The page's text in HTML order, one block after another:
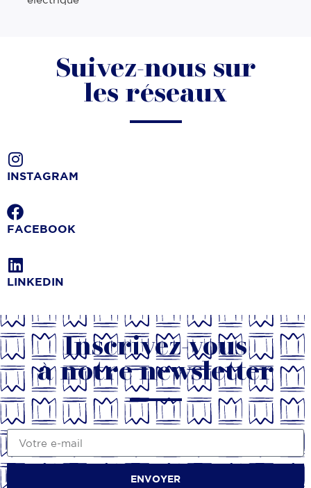
Suivez-nous sur
les réseaux
INSTAGRAM
FACEBOOK
LINKEDIN
Inscrivez-vous
à notre newsletter
ENVOYER